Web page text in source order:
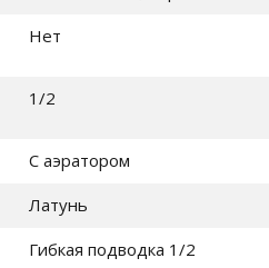
Нет
1/2
С аэратором
Латунь
Гибкая подводка 1/2